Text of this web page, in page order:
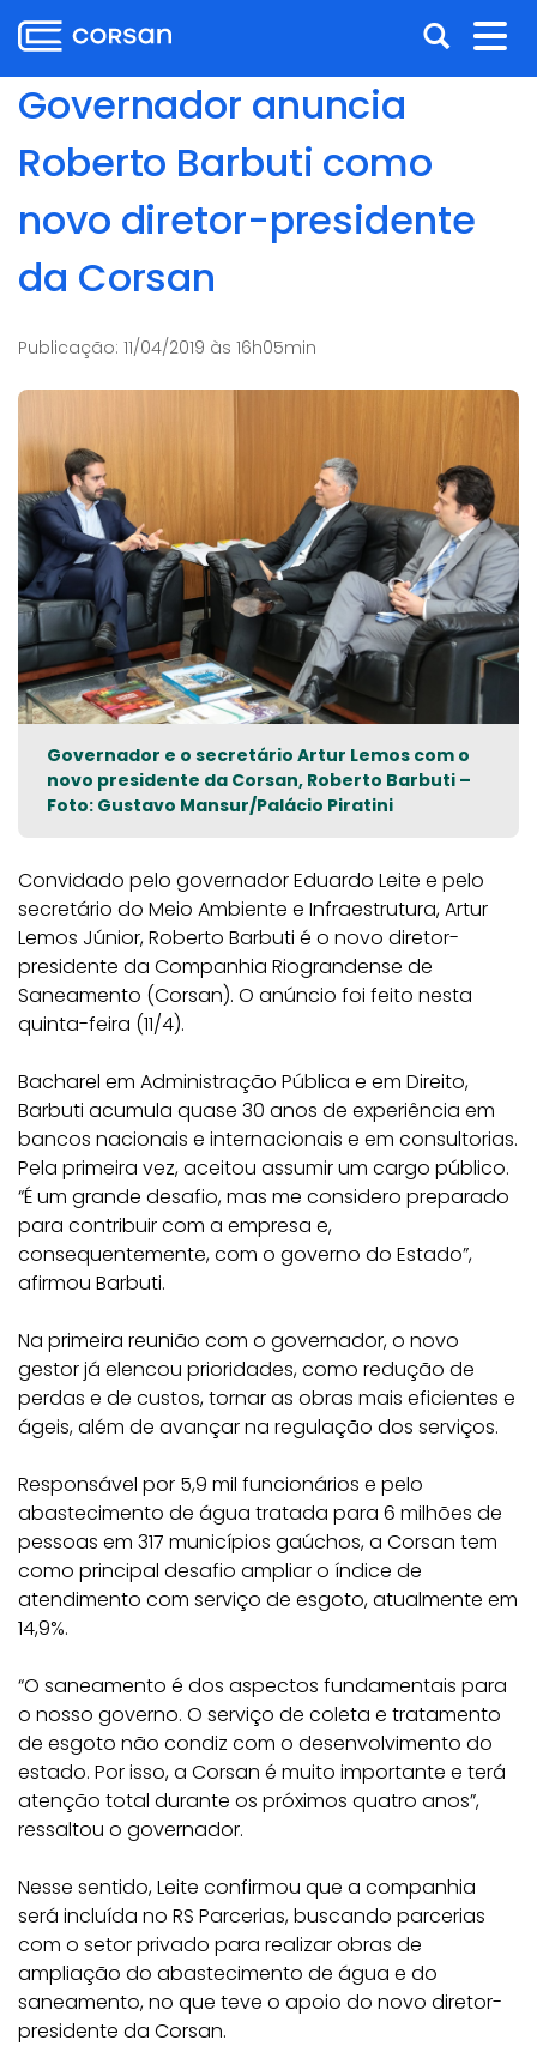
para
o
conteúdo
para
menu
para
para
o
conteúdo
Abrir
a
Governador anuncia
Roberto Barbuti como
novo diretor-presidente
da Corsan
Publicação: 11/04/2019 às 16h05min
Governador e o secretário Artur Lemos com o
novo presidente da Corsan, Roberto Barbuti –
Foto: Gustavo Mansur/Palácio Piratini
Convidado pelo governador Eduardo Leite e pelo
secretário do Meio Ambiente e Infraestrutura, Artur
Lemos Júnior, Roberto Barbuti é o novo diretor-
presidente da Companhia Riograndense de
Saneamento (Corsan). O anúncio foi feito nesta
quinta-feira (11/4).
Bacharel em Administração Pública e em Direito,
Barbuti acumula quase 30 anos de experiência em
bancos nacionais e internacionais e em consultorias.
Pela primeira vez, aceitou assumir um cargo público.
“É um grande desafio, mas me considero preparado
para contribuir com a empresa e,
consequentemente, com o governo do Estado”,
afirmou Barbuti.
Na primeira reunião com o governador, o novo
gestor já elencou prioridades, como redução de
perdas e de custos, tornar as obras mais eficientes e
ágeis, além de avançar na regulação dos serviços.
Responsável por 5,9 mil funcionários e pelo
abastecimento de água tratada para 6 milhões de
pessoas em 317 municípios gaúchos, a Corsan tem
como principal desafio ampliar o índice de
atendimento com serviço de esgoto, atualmente em
14,9%.
“O saneamento é dos aspectos fundamentais para
o nosso governo. O serviço de coleta e tratamento
de esgoto não condiz com o desenvolvimento do
estado. Por isso, a Corsan é muito importante e terá
atenção total durante os próximos quatro anos”,
ressaltou o governador.
Nesse sentido, Leite confirmou que a companhia
será incluída no RS Parcerias, buscando parcerias
com o setor privado para realizar obras de
ampliação do abastecimento de água e do
saneamento, no que teve o apoio do novo diretor-
presidente da Corsan.